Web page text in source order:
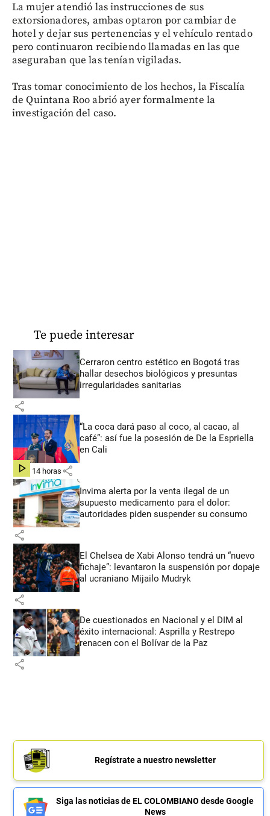
La mujer atendió las instrucciones de sus
extorsionadores, ambas optaron por cambiar de
hotel y dejar sus pertenencias y el vehículo rentado
pero continuaron recibiendo llamadas en las que
aseguraban que las tenían vigiladas.
Tras tomar conocimiento de los hechos, la Fiscalía
de Quintana Roo abrió ayer formalmente la
investigación del caso.
Te puede interesar
Cerraron centro estético en Bogotá tras
hallar desechos biológicos y presuntas
irregularidades sanitarias
share
“La coca dará paso al coco, al cacao, al
café”: así fue la posesión de De la Espriella
en Cali
hace 14 horas share
Invima alerta por la venta ilegal de un
supuesto medicamento para el dolor:
autoridades piden suspender su consumo
share
El Chelsea de Xabi Alonso tendrá un “nuevo
fichaje”: levantaron la suspensión por dopaje
al ucraniano Mijailo Mudryk
share
De cuestionados en Nacional y el DIM al
éxito internacional: Asprilla y Restrepo
renacen con el Bolívar de la Paz
share
Regístrate a nuestro newsletter
Siga las noticias de EL COLOMBIANO desde Google
News